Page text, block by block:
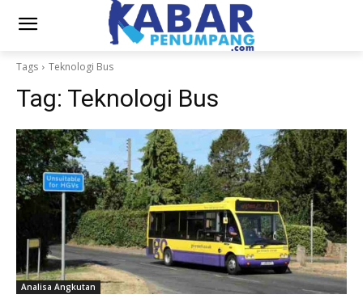
Tags Teknologi Bus
Tag: Teknologi Bus
Analisa Angkutan